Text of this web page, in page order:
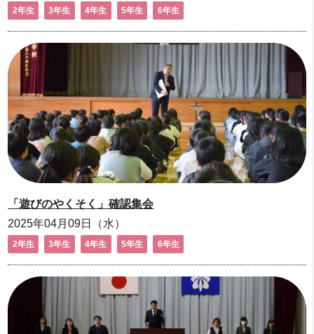
2年生 3年生 4年生 5年生 6年生
「遊びのやくそく」確認集会
2025年04月09日（水）
2年生 3年生 4年生 5年生 6年生